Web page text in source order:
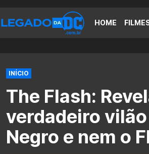
HOME
INÍCIO
The Flash:
verdadeiro
Negro e nem o